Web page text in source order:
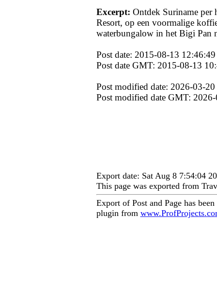
Excerpt: Ontdek Suriname
Resort, op een voormalige
waterbungalow in het Bigi Pan
Post date: 2015-08-13 12:46:49
Post date GMT: 2015-08-13
Post modified date: 2026-03-
Post modified date GMT:
Export date: Sat Aug 8 7:54:04
This page was exported from
Export of Post and Page has
plugin from